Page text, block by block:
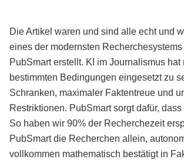
Die Artikel waren und sind alle echt und
eines der modernsten
PubSmart erstellt. KI im Journalismus hat
bestimmten Bedingungen eingesetzt zu
Schranken, maximaler Faktentreue und
Restriktionen. PubSmart sorgt dafür,
So haben wir 90% der Recherchezeit
PubSmart die Recherchen allein,
vollkommen mathematisch bestätigt in